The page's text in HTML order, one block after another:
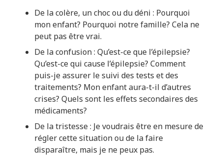
De la colère, un choc ou du déni : Pourquoi
mon enfant? Pourquoi notre famille? Cela ne
peut pas être vrai.
De la confusion : Qu’est-ce que l’épilepsie?
Qu’est-ce qui cause l’épilepsie? Comment
puis-je assurer le suivi des tests et des
traitements? Mon enfant aura-t-il d’autres
crises? Quels sont les effets secondaires des
médicaments?
De la tristesse : Je voudrais être en mesure de
régler cette situation ou de la faire
disparaître, mais je ne peux pas.